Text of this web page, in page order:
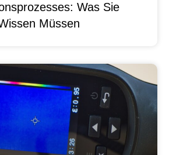
Was Sie
Müssen